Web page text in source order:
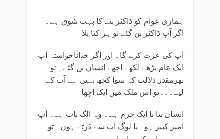
ہماری عوام کو ڈاکٹر بنے کا بہت شوق ہے۔
اگر آپ ڈاکٹر بن گئے تو ہر کتا بلا
آپ کی عزت کرے گا۔ اور اگر خداناخواستہ آپ
ایک عام پڑھے لکھے اچھے انسان بن گئے۔ تو
پھرمقدر ذلالت کہ سوا کچھ نہیں ہے آپ کے
لیے۔۔۔تو اس ملک میں ایک اچھا
انسان بنا نا ایک جرم ہے۔ وہ الگ بات ہے۔ آپ
امیر کبیر ہو۔ یا لوگ آپ سے ڈرتے ہوں۔ تو